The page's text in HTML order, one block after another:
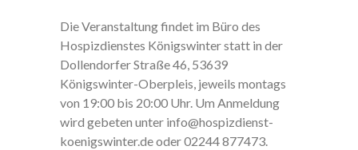
Die Veranstaltung findet im Büro des
Hospizdienstes Königswinter statt in der
Dollendorfer Straße 46, 53639
Königswinter-Oberpleis, jeweils montags
von 19:00 bis 20:00 Uhr. Um Anmeldung
wird gebeten unter info@hospizdienst-
koenigswinter.de oder 02244 877473.